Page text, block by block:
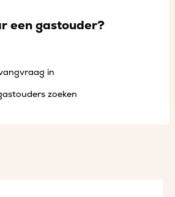
een gastouder?
in
zoeken